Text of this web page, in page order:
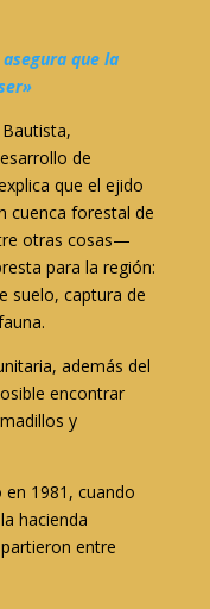
que la
de
que el ejido
cuenca forestal de
otras cosas—
para la región:
suelo, captura de
además del
encontrar
y
1981, cuando
hacienda
entre